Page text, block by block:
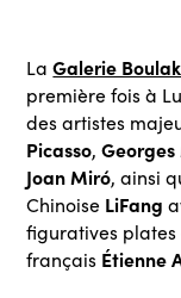
LaGalerie
première fois à
des artistes
Picasso,
Joan Miró, ainsi
Chinoise LiFang
figuratives
français Étienne